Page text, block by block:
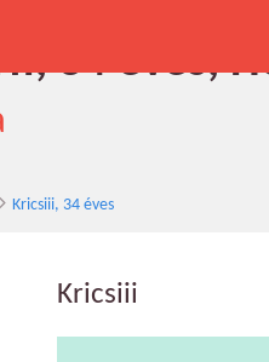
34 éves,
Kricsiii, 34 éves
Kricsiii